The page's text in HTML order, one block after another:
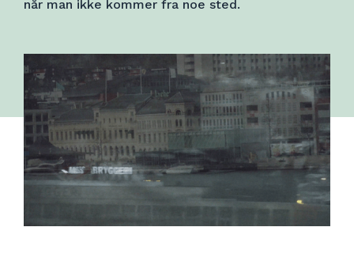
når man ikke kommer fra noe sted.